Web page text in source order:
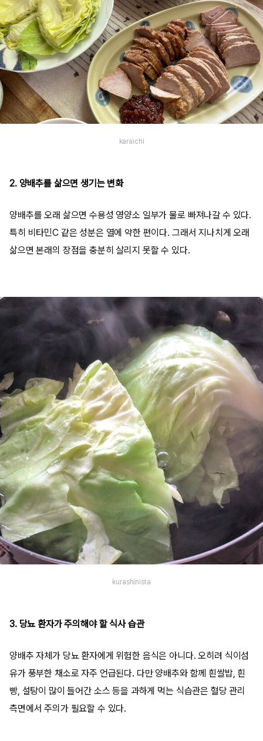
karaichi
2. 양배추를 삶으면 생기는 변화
양배추를 오래 삶으면 수용성 영양소 일부가 물로 빠져나갈 수 있다.
특히 비타민C 같은 성분은 열에 약한 편이다. 그래서 지나치게 오래
삶으면 본래의 장점을 충분히 살리지 못할 수 있다.
kurashinista
3. 당뇨 환자가 주의해야 할 식사 습관
양배추 자체가 당뇨 환자에게 위험한 음식은 아니다. 오히려 식이섬
유가 풍부한 채소로 자주 언급된다. 다만 양배추와 함께 흰쌀밥, 흰
빵, 설탕이 많이 들어간 소스 등을 과하게 먹는 식습관은 혈당 관리
측면에서 주의가 필요할 수 있다.